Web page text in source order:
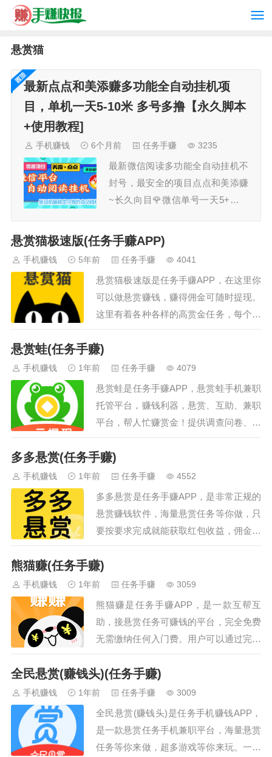
悬赏猫
最新点点和美添赚多功能全自动挂机项
目，单机一天5-10米 多号多撸【永久脚本
+使用教程]
手机赚钱 6个月前 任务手赚 3235
最新微信阅读多功能全自动挂机不
封号，最安全的项目点点和美添赚
~长久向目🌹微信单号一天5+，多
任务自动去做，自动养号，可设置
休息时间和每天的任务数量。没任
微信和微信分身自动切换做任务脚
本包更新适配机型安卓7.0以上，雷
电模拟器均可。鸿蒙系统自测兼容
添赚账号，通过扫描下面二维码注
册点…
悬赏猫极速版(任务手赚APP)
手机赚钱 5年前 任务手赚 4041
悬赏猫极速版是任务手赚APP，在这里你
可以做悬赏赚钱，赚得佣金可随时提现。
这里有着各种各样的高赏金任务，每个任
务的赏金都非常的可观，平台每天定时更
新任务，大家可以在这里通过完成任务来
赚赏金，非常的自由，让大家在家不出门
也可以轻松的赚到钱，就算是新手也不要
紧，非常容易上手，利用碎片时间就可以
完成，感兴趣就来下载悬赏猫极速版体验
悬赏蛙(任务手赚)
手机赚钱 1年前 任务手赚 4079
悬赏蛙是任务手赚APP，悬赏蛙手机兼职
托管平台，赚钱利器，悬赏、互助、兼职
平台，帮人忙赚赏金！提供调查问卷、数
据采集等众包服务。悬赏蛙，让你充分利
用自己的碎片时间，简单做悬赏任务，随
时随地赚钱！让自己每月不缺零花钱！用
户也可以自行发布悬赏、让其他用户帮你
完成调查问卷、数据采集、营销推广等工
作。…
多多悬赏(任务手赚)
手机赚钱 1年前 任务手赚 4552
多多悬赏是任务手赚APP，是非常正规的
悬赏赚钱软件，海量悬赏任务等你做，只
要按要求完成就能获取红包收益，佣金高
任务多，满足大家的赚钱需求。操作简
单，动动手指就能轻松赚钱，非常适合学
生党、宝妈、家庭主妇、上班族等想要利
用闲暇时间赚钱的群体，有兴趣的小伙伴
赶紧下载试试吧！…
熊猫赚(任务手赚)
手机赚钱 1年前 任务手赚 3059
熊猫赚是任务手赚APP，是一款互帮互
助，接悬赏任务可赚钱的平台，完全免费
无需缴纳任何入门费。用户可以通过完成
各类任务获得收益，悬赏、浏览、红包大
厅等多任务赚钱模式，让你轻松赚取生活
费，实现小目标！…
全民悬赏(赚钱头)(任务手赚)
手机赚钱 1年前 任务手赚 3009
全民悬赏(赚钱头)是任务手机赚钱APP，
是一款悬赏任务手机兼职平台，海量悬赏
任务等你来做，超多游戏等你来玩。一单